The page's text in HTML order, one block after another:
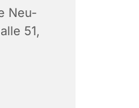
Neu-
51,